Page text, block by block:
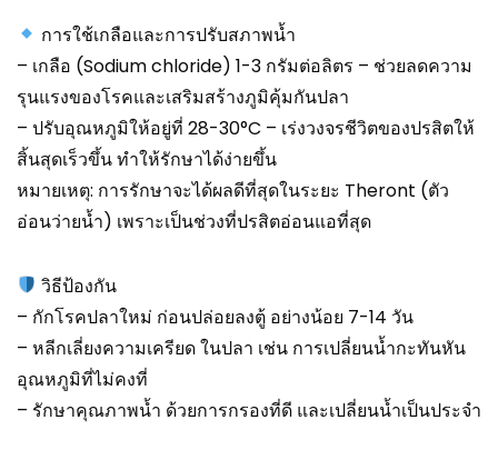
การใช้เกลือและการปรับสภาพน้ำ
– เกลือ (Sodium chloride) 1-3 กรัมต่อลิตร – ช่วยลดความ
รุนแรงของโรคและเสริมสร้างภูมิคุ้มกันปลา
– ปรับอุณหภูมิให้อยู่ที่ 28-30°C – เร่งวงจรชีวิตของปรสิตให้
สิ้นสุดเร็วขึ้น ทำให้รักษาได้ง่ายขึ้น
หมายเหตุ: การรักษาจะได้ผลดีที่สุดในระยะ Theront (ตัว
อ่อนว่ายน้ำ) เพราะเป็นช่วงที่ปรสิตอ่อนแอที่สุด
วิธีป้องกัน
– กักโรคปลาใหม่ ก่อนปล่อยลงตู้ อย่างน้อย 7-14 วัน
– หลีกเลี่ยงความเครียด ในปลา เช่น การเปลี่ยนน้ำกะทันหัน
อุณหภูมิที่ไม่คงที่
– รักษาคุณภาพน้ำ ด้วยการกรองที่ดี และเปลี่ยนน้ำเป็นประจำ